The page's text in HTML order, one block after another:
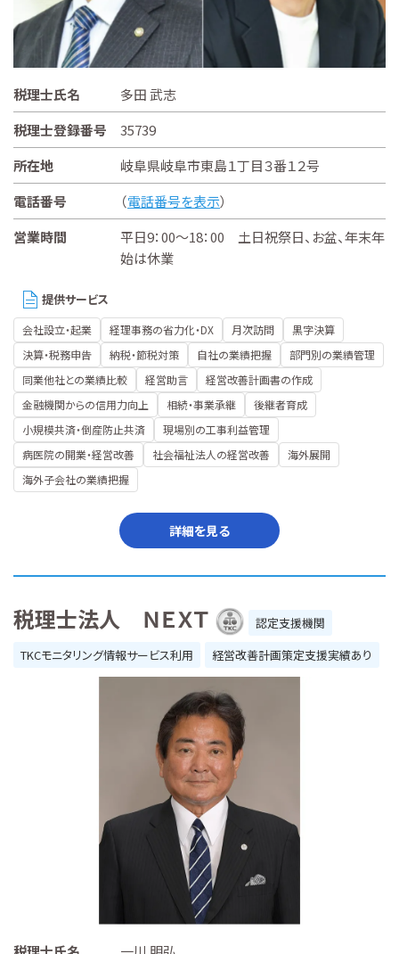
税理士氏名
多田 武志
税理士登録番号
35739
所在地
岐阜県岐阜市東島１丁目３番１２号
電話番号
（電話番号を表示）
営業時間
平日9：00～18：00 土日祝祭日、お盆、年末年
始は休業
提供サービス
会社設立・起業 経理事務の省力化・DX 月次訪問
黒字決算
決算・税務申告
納税・節税対策 自社の業績把握
部門別の業績管理
同業他社との業績比較
経営助言
経営改善計画書の作成
金融機関からの信用力向上
相続・事業承継
後継者育成
小規模共済・倒産防止共済
現場別の工事利益管理
病医院の開業・経営改善
社会福祉法人の経営改善
海外展開
海外子会社の業績把握
詳細を見る
税理士法人 ＮＥＸＴ
認定支援機関
TKCモニタリング情報サービス利用
経営改善計画策定支援実績あり